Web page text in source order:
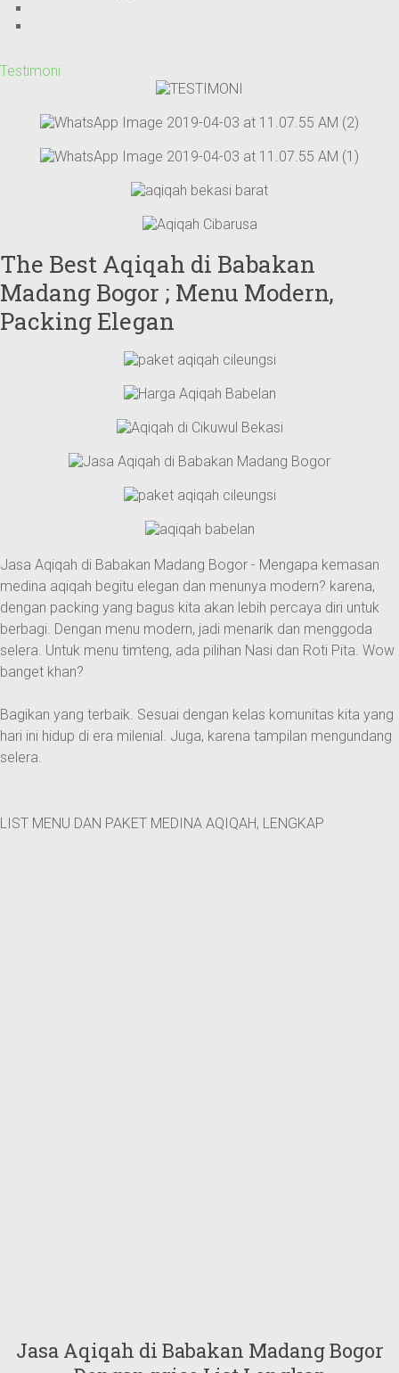
Testimoni
The Best Aqiqah di Babakan
Madang Bogor ; Menu Modern,
Packing Elegan
Jasa Aqiqah di Babakan Madang Bogor - Mengapa kemasan
medina aqiqah begitu elegan dan menunya modern? karena,
dengan packing yang bagus kita akan lebih percaya diri untuk
berbagi. Dengan menu modern, jadi menarik dan menggoda
selera. Untuk menu timteng, ada pilihan Nasi dan Roti Pita. Wow
banget khan?
Bagikan yang terbaik. Sesuai dengan kelas komunitas kita yang
hari ini hidup di era milenial. Juga, karena tampilan mengundang
selera.
LIST MENU DAN PAKET MEDINA AQIQAH, LENGKAP
Jasa Aqiqah di Babakan Madang Bogor